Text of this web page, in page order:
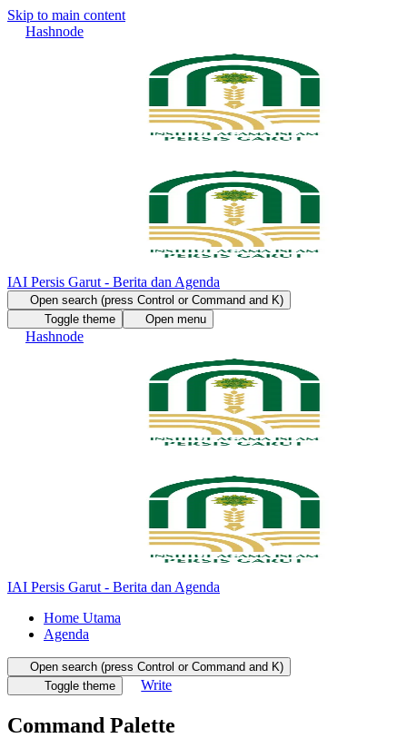
Skip to main content
Hashnode
IAI Persis Garut - Berita dan Agenda
Open search (press Control or Command and K)
Toggle theme
Open menu
Hashnode
IAI Persis Garut - Berita dan Agenda
Home Utama
Agenda
Open search (press Control or Command and K)
Toggle theme
Write
Command Palette